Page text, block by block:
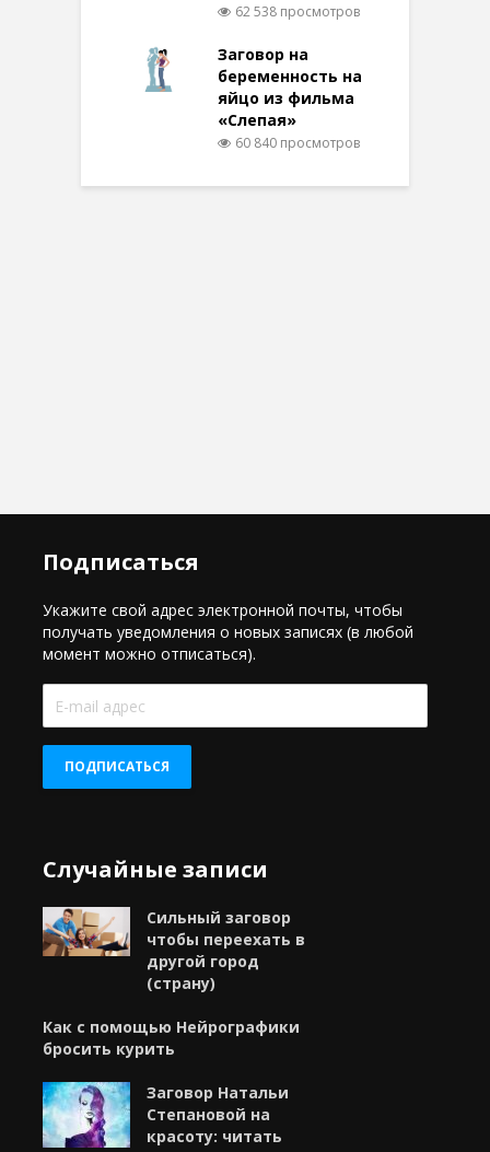
62 538 просмотров
Заговор на
беременность на
яйцо из фильма
«Слепая»
60 840 просмотров
Подписаться
Укажите свой адрес электронной почты, чтобы
получать уведомления о новых записях (в любой
момент можно отписаться).
E-
mail
ПОДПИСАТЬСЯ
Случайные записи
Сильный заговор
чтобы переехать в
другой город
(страну)
Как с помощью Нейрографики
бросить курить
Заговор Натальи
Степановой на
красоту: читать